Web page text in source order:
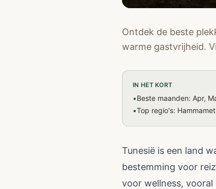
Ontdek de beste
warme gastvrijheid.
IN HET KORT
•Beste maanden: Apr,
•Top regio's:
Tunesië is een land
bestemming voor
voor wellness,